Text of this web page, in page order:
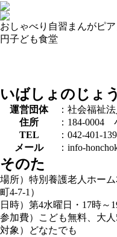
おしゃべり 自習 まんがピア
円子ども食堂
いばしょのじょ
運営団体
：社会福祉
住所
：184-0004
TEL
：042-401-
メール
：info-
そのた
場所）特別養護老人ホー
町4-7-1）
日時）第4水曜日・17時
参加費）こども無料、大人
対象）どなたでも